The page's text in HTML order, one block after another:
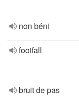
non béni
footfall
bruit de pas